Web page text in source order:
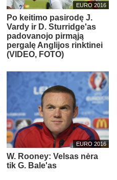
EURO 2016
Po keitimo pasirodę J.
Vardy ir D. Sturridge'as
padovanojo pirmąją
pergalę Anglijos rinktinei
(VIDEO, FOTO)
EURO 2016
W. Rooney: Velsas nėra
tik G. Bale'as